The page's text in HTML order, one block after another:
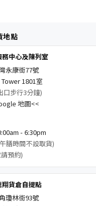
地點
中心及陳列室
永康街77號
1801室
口步行3分鐘)
地圖<<
- 6:30pm
膳時間不設取貨)
預約)
貨倉自提點
瓊林街93號